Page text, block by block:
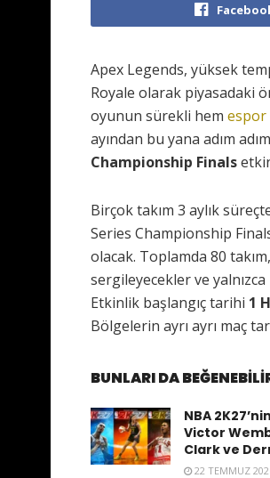
Apex Legends, yüksek
Royale olarak piyasadaki
oyunun sürekli hem espor
ayından bu yana adım
Championship Finals
Birçok takım 3 aylık
Series Championship
olacak. Toplamda 80
sergileyecekler ve
Etkinlik başlangıç tarihi 1
Bölgelerin ayrı ayrı maç
BUNLARI DA
NBA
Victor
Clark ve
22 TEMMUZ